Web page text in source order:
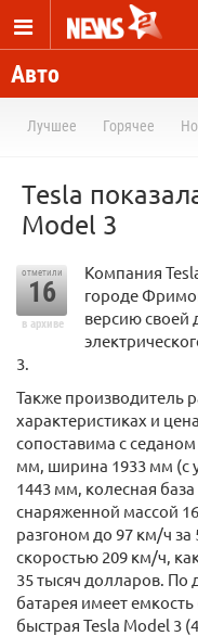
Авто
Лучшее Горячее
Tesla
Model 3
отметили
16
в архиве
Компания
городе
версию
3.
Также производитель
характеристиках и
сопоставима с
мм, ширина 1933 мм (с
1443 мм, колесная
снаряженной массой
разгоном до 97 км/ч
скоростью 209 км/ч,
35 тысяч долларов.
батарея имеет
быстрая Tesla Model 3